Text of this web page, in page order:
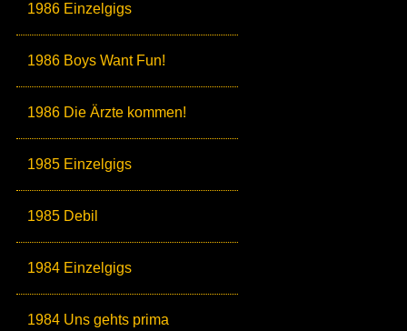
1986 Einzelgigs
1986 Boys Want Fun!
1986 Die Ärzte kommen!
1985 Einzelgigs
1985 Debil
1984 Einzelgigs
1984 Uns gehts prima